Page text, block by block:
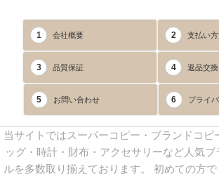
1 会社概要 2 支払い
3 品質保証 4 返品交換
5 お問い合わせ 6 プライ
当サイトではスーパーコピー・ブランドコピ
ッグ・時計・財布・アクセサリーなど人気
ルを多数取り揃えております。 初めての方